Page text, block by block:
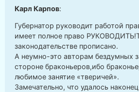
Карл Карпов:
Губернатор руководит работой
имеет полное право
законодательстве прописано.
А неумно-это авторам бездумных
стороне браконьеров,ибо
любимое занятие «тверичей».
Замечательно, что удалось